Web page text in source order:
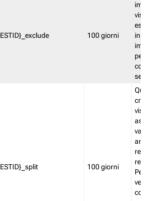
100 giorni
in
100 giorni